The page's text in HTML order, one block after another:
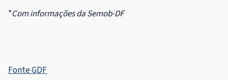
*Com informações da Semob-DF
Fonte GDF